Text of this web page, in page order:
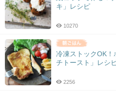
キ」レシピ
10270
冷凍ストックOK！
チトースト」レシ
2256